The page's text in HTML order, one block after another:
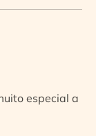
especial a